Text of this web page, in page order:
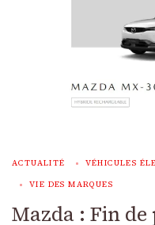
ACTUALITÉ VÉHICULES
VIE DES MARQUES
Mazda : Fin